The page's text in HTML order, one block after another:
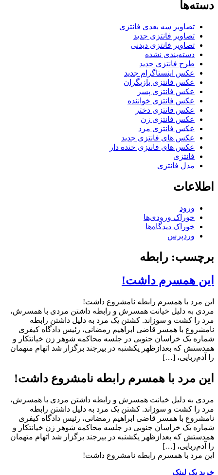
دسته‌ها
تصاویر سه بعدی فانتزی
تصاویر فانتزی جدید
تصاویر فانتزی دیدنی
دسته‌بندی نشده
طرح فانتزی جدید
عکس اینستاگرام جدید
عکس فانتزی بازیگران
عکس فانتزی پسر
عکس فانتزی خواننده
عکس فانتزی دختر
عکس فانتزی زن
عکس فانتزی مرد
عکس های فانتزی جدید
عکس های فانتزی خنده دار
فانتزی
مدل فانتزی
اطلاعات
ورود
خوراک ورودی‌ها
خوراک دیدگاه‌ها
وردپرس
برچسب: رابطه
این همسرم داشت!
این مرد با همسرم رابطه نامشروع داشت!
مردی به دلیل خیانت همسرش و رابطه داشتن مردی با همسرش،
مرد را کشت و سوزاند. کشتن یک مرد به دلیل داشتن رابطه
نامشروع با همسر قاضی ابراهیم رمضانی، رئیس دادگاه کیفری
شماره یک خراسان جنوبی در جلسه محاکمه شوهر زن خیانتکار و
همدستش که بعدازظهر یکشنبه در بیرجند برگزار شد اتهام متهمان
را آدم‌ربایی، […]
این مرد با همسرم رابطه نامشروع داشت!
مردی به دلیل خیانت همسرش و رابطه داشتن مردی با همسرش،
مرد را کشت و سوزاند. کشتن یک مرد به دلیل داشتن رابطه
نامشروع با همسر قاضی ابراهیم رمضانی، رئیس دادگاه کیفری
شماره یک خراسان جنوبی در جلسه محاکمه شوهر زن خیانتکار و
همدستش که بعدازظهر یکشنبه در بیرجند برگزار شد اتهام متهمان
را آدم‌ربایی، […]
این مرد با همسرم رابطه نامشروع داشت!
خرید بک لینک